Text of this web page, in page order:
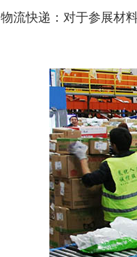
物流快递：对于参展材